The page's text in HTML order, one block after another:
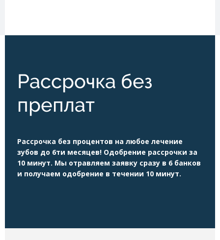
Рассрочка без
преплат
Рассрочка без процентов на любое лечение
зубов до 6ти месяцев! Одобрение рассрочки за
10 минут. Мы отравляем заявку сразу в 6 банков
и получаем одобрение в течении 10 минут.